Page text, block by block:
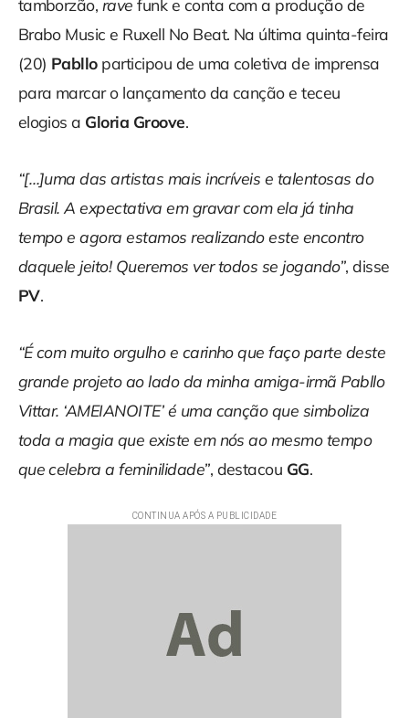
tamborzão, rave funk e conta com a produção de
Brabo Music e Ruxell No Beat. Na última quinta-feira
(20) Pablloparticipou de uma coletiva de imprensa
para marcar o lançamento da canção e teceu
elogios a Gloria Groove.
“[…]uma das artistas mais incríveis e talentosas do
Brasil. A expectativa em gravar com ela já tinha
tempo e agora estamos realizando este encontro
daquele jeito! Queremos ver todos se jogando”, disse
PV.
“É com muito orgulho e carinho que faço parte deste
grande projeto ao lado da minha amiga-irmã Pabllo
Vittar. ‘AMEIANOITE’ é uma canção que simboliza
toda a magia que existe em nós ao mesmo tempo
que celebra a feminilidade”, destacou GG.